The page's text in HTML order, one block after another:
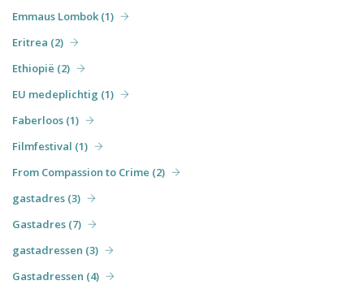
Emmaus Lombok (1)
Eritrea (2)
Ethiopië (2)
EU medeplichtig (1)
Faberloos (1)
Filmfestival (1)
From Compassion to Crime (2)
gastadres (3)
Gastadres (7)
gastadressen (3)
Gastadressen (4)